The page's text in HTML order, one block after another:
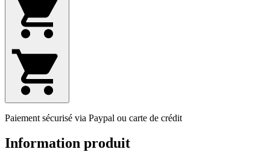
Paiement sécurisé via Paypal ou carte de crédit
Information produit